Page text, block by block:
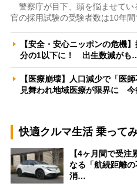
警察庁が目下、頭を悩ませてい
官の採用試験の受験者数は10年
【安全・安心ニッポンの危機
分の1以下に！ 出生数減がも
【医療崩壊】人口減少で「医
見舞われ地域医療が限界に
快適クルマ生活 乗って
【4ヶ月間で受
なる「航続距離
消…